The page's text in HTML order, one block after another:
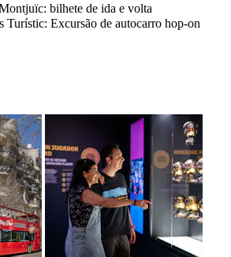
bilhete de ida e volta
Turístic: Excursão de autocarro hop-on